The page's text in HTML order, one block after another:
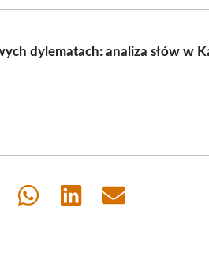
dylematach: analiza słów w
Share
Share
Share